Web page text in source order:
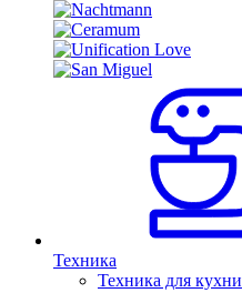
Техника
Техника для кухни